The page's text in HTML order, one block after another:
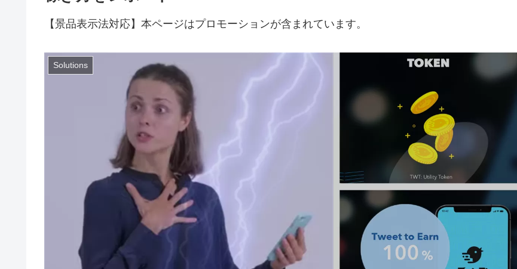
【景品表示法対応】本ページはプロモーションが含まれています。
Solutions